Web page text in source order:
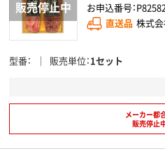
お申込番号：
直送品 株式
型番 販売単位 1セット
メーカー都
販売停止